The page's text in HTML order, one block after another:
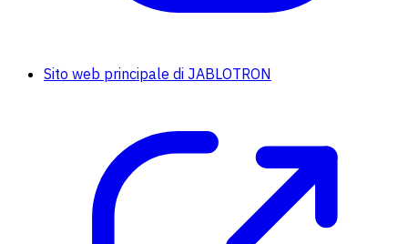
Sito web principale di JABLOTRON